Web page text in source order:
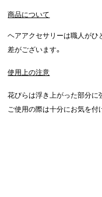
商品について
ヘアアクセサリーは職人がひ
差がございます。
使用上の注意
花びらは浮き上がった部分
ご使用の際は十分にお気を付